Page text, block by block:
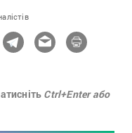
Ctrl+Enter або